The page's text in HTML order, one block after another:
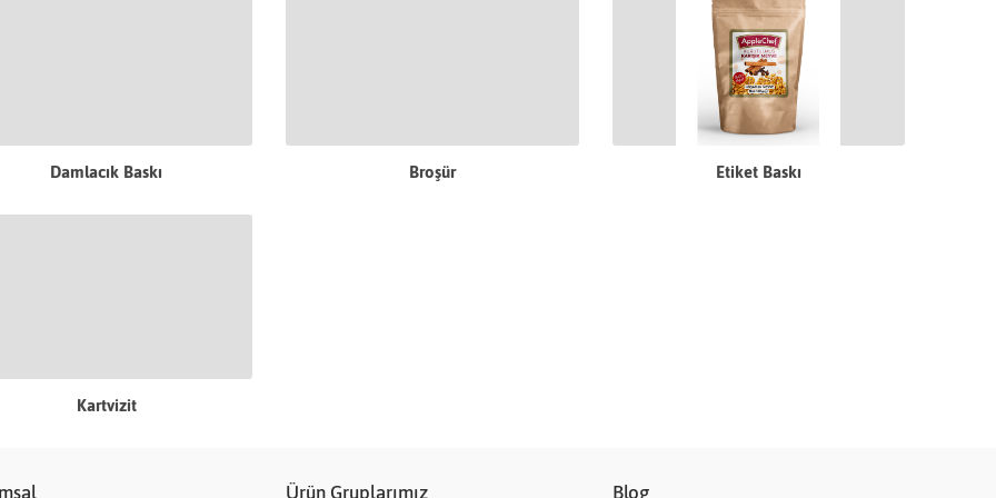
Damlacık Baskı Broşür Etiket Baskı
Kartvizit
Ürün Gruplarımız Blog